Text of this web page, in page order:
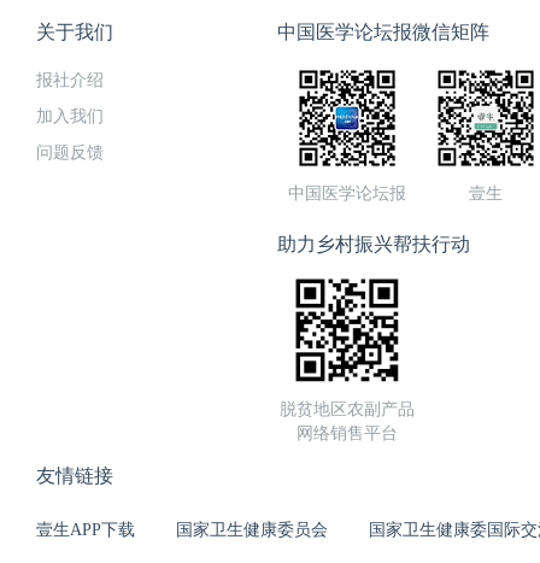
关于我们
报社介绍
加入我们
问题反馈
中国医学论坛报微信矩阵
中国医学论坛报 壹生
助力乡村振兴帮扶行动
脱贫地区农副产品
网络销售平台
友情链接
壹生APP下载 国家卫生健康委员会 国家卫生健康委国际